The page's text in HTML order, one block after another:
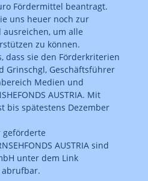
Fördermittel beantragt.
uns heuer noch zur
um alle
zu können.
dass sie den Förderkriterien
Grinschgl, Geschäftsführer
Medien und
AUSTRIA. Mit
bis spätestens Dezember
AUSTRIA sind
unter dem Link